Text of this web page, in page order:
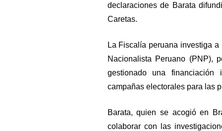
declaraciones de Barata
Caretas.
La Fiscalía peruana investiga
Nacionalista Peruano (PNP),
gestionado una
campañas electorales para las
Barata, quien se acogió en
colaborar con las